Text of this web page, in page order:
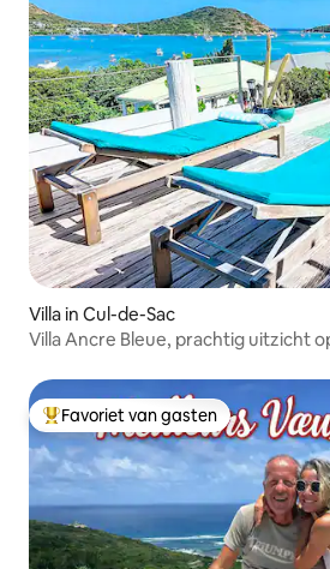
Villa in Cul-de-Sac
Villa Ancre Bleue, prachtig uitzicht
Topfavoriet van gasten
Favoriet van gasten